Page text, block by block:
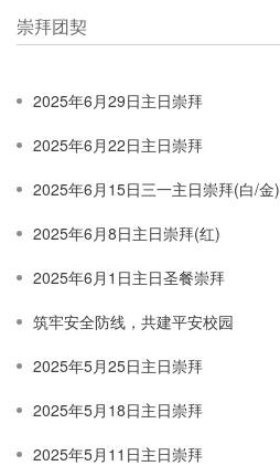
崇拜团契
2025年6月29日主日崇拜
2025年6月22日主日崇拜
2025年6月15日三一主日崇拜(白/金)
2025年6月8日主日崇拜(红)
2025年6月1日主日圣餐崇拜
筑牢安全防线，共建平安校园
2025年5月25日主日崇拜
2025年5月18日主日崇拜
2025年5月11日主日崇拜